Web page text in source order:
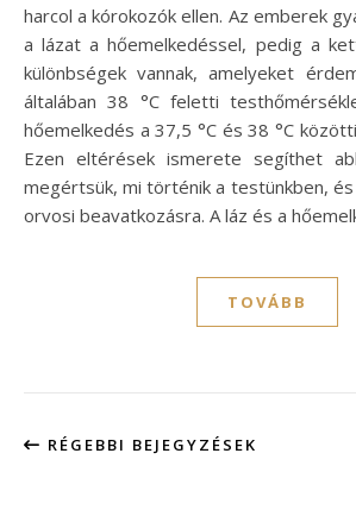
harcol a kórokozók ellen. Az emberek
a lázat a hőemelkedéssel, pedig a
különbségek vannak, amelyeket
általában 38 °C feletti
hőemelkedés a 37,5 °C és 38 °C
Ezen eltérések ismerete segíthet
megértsük, mi történik a testünkben,
orvosi beavatkozásra. A láz és a
TOVÁBB
RÉGEBBI BEJEGYZÉSEK